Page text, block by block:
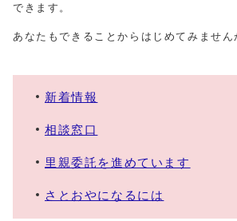
できます。
あなたもできることからはじめてみません
新着情報
相談窓口
里親委託を進めています
さとおやになるには